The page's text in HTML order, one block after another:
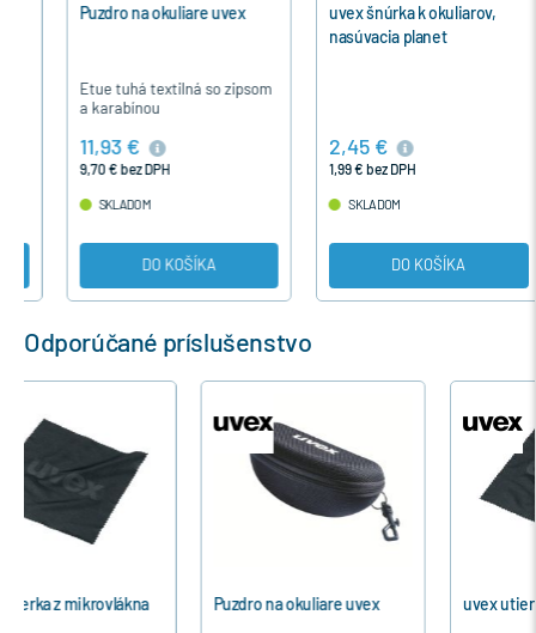
Puzdro na okuliare uvex
Etue tuhá textilná so zipsom
a karabínou
11,93 €
9,70 € bez DPH
SKLADOM
DO KOŠÍKA
uvex šnúrka k okuliarov,
nasúvacia planet
2,45 €
1,99 € bez DPH
SKLADOM
DO KOŠÍKA
Odporúčané príslušenstvo
Puzdro na okuliare uvex uvex utierka z mikrovlákna